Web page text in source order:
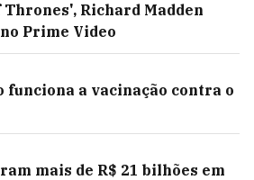
Richard Madden
Prime Video
funciona a vacinação contra o
mais de R$ 21 bilhões em